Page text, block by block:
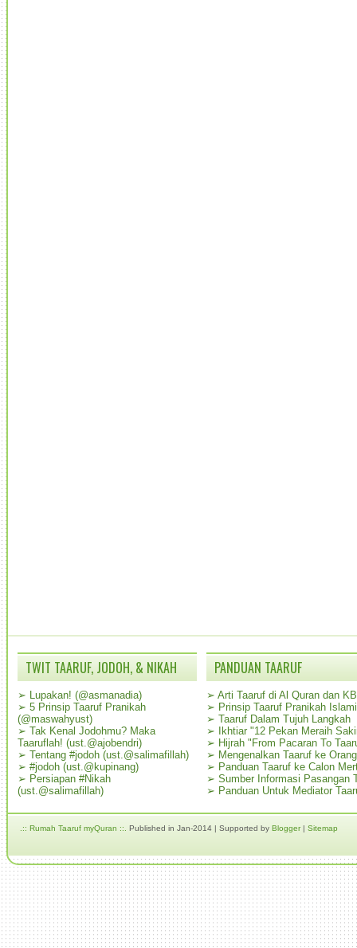
TWIT TAARUF, JODOH, & NIKAH
➢ Lupakan! (@asmanadia)
➢ 5 Prinsip Taaruf Pranikah
(@maswahyust)
➢ Tak Kenal Jodohmu? Maka
Taaruflah! (ust.@ajobendri)
➢ Tentang #jodoh (ust.@salimafillah)
➢ #jodoh (ust.@kupinang)
➢ Persiapan #Nikah
(ust.@salimafillah)
PANDUAN TAARUF
➢ Arti Taaruf di Al Quran dan
➢ Prinsip Taaruf Pranikah Islami
➢ Taaruf Dalam Tujuh Langkah
➢
Ikhtiar "12 Pekan Meraih
➢ Hijrah "From Pacaran To
➢ Mengenalkan Taaruf ke
➢ Panduan Taaruf ke Calon
➢ Sumber Informasi Pasangan
➢ Panduan Untuk Mediator
.:: Rumah Taaruf myQuran ::. Published in Jan-2014 | Supported by Blogger| Sitemap